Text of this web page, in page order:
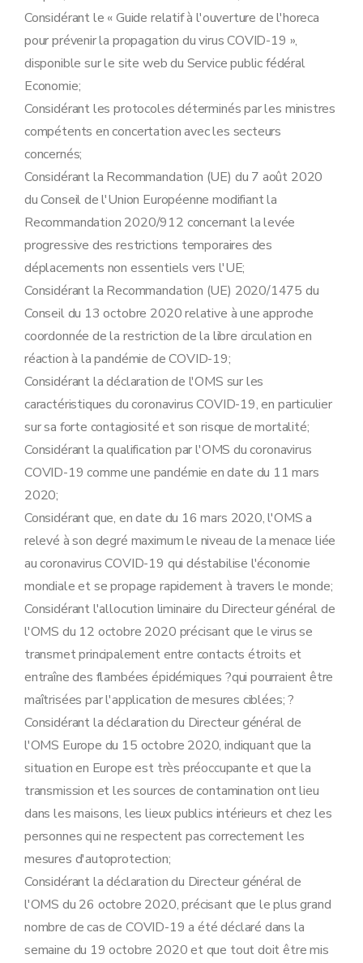
Considérant le « Guide relatif à l'ouverture de l'horeca
pour prévenir la propagation du virus COVID-19 »,
disponible sur le site web du Service public fédéral
Economie;
Considérant les protocoles déterminés par les ministres
compétents en concertation avec les secteurs
concernés;
Considérant la Recommandation (UE) du 7 août 2020
du Conseil de l'Union Européenne modifiant la
Recommandation 2020/912 concernant la levée
progressive des restrictions temporaires des
déplacements non essentiels vers l'UE;
Considérant la Recommandation (UE) 2020/1475 du
Conseil du 13 octobre 2020 relative à une approche
coordonnée de la restriction de la libre circulation en
réaction à la pandémie de COVID-19;
Considérant la déclaration de l'OMS sur les
caractéristiques du coronavirus COVID-19, en particulier
sur sa forte contagiosité et son risque de mortalité;
Considérant la qualification par l'OMS du coronavirus
COVID-19 comme une pandémie en date du 11 mars
2020;
Considérant que, en date du 16 mars 2020, l'OMS a
relevé à son degré maximum le niveau de la menace liée
au coronavirus COVID-19 qui déstabilise l'économie
mondiale et se propage rapidement à travers le monde;
Considérant l'allocution liminaire du Directeur général de
l'OMS du 12 octobre 2020 précisant que le virus se
transmet principalement entre contacts étroits et
entraîne des flambées épidémiques ?qui pourraient être
maîtrisées par l'application de mesures ciblées; ?
Considérant la déclaration du Directeur général de
l'OMS Europe du 15 octobre 2020, indiquant que la
situation en Europe est très préoccupante et que la
transmission et les sources de contamination ont lieu
dans les maisons, les lieux publics intérieurs et chez les
personnes qui ne respectent pas correctement les
mesures d'autoprotection;
Considérant la déclaration du Directeur général de
l'OMS du 26 octobre 2020, précisant que le plus grand
nombre de cas de COVID-19 a été déclaré dans la
semaine du 19 octobre 2020 et que tout doit être mis